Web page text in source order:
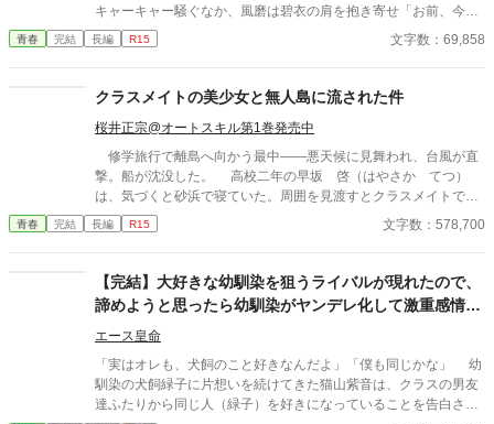
キャーキャー騒ぐなか、風磨は碧衣の肩を抱き寄せ「お前、今日
から俺の女な」と宣言する。その真意とウソつきたちによって複
雑になっていく2人の結末とは──
青春 完結 長編 R15 文字数：69,858
クラスメイトの美少女と無人島に流された件
桜井正宗@オートスキル第1巻発売中
修学旅行で離島へ向かう最中――悪天候に見舞われ、台風が直
撃。船が沈没した。 高校二年の早坂 啓（はやさか てつ）
は、気づくと砂浜で寝ていた。周囲を見渡すとクラスメイトで美
少女の天音 愛（あまね まな）が隣に倒れていた。 どうや
ら、漂流して流されていたようだった。 帰ろうにも島は『無人
無人島サバイバルをしていくのだが……クラスの女子が次々に見
つかり、やがてハーレムに。 男一人と女子十五人で……取り合
いに発展！？
青春 完結 長編 R15 文字数：578,700
【完結】大好きな幼馴染を狙うライバルが現れたので、
諦めようと思ったら幼馴染がヤンデレ化して激重感情を
向けてきた。
エース皇命
「実はオレも、犬飼のこと好きなんだよ」「僕も同じかな」 幼
馴染の犬飼緑子に片想いを続けてきた猫山紫音は、クラスの男友
達ふたりから同じ人（緑子）を好きになっていることを告白され